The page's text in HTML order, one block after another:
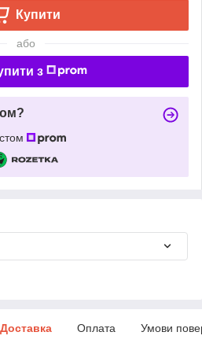
Купити
або
з
Доставка Оплата Умови